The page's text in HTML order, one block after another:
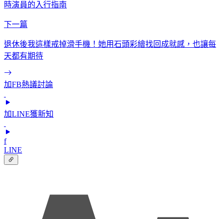
時演員的入行指南
下一篇
退休後我這樣戒掉滑手機！她用石頭彩繪找回成就感，也讓每
天都有期待
加FB熱議討論
加LINE獲新知
f
LINE